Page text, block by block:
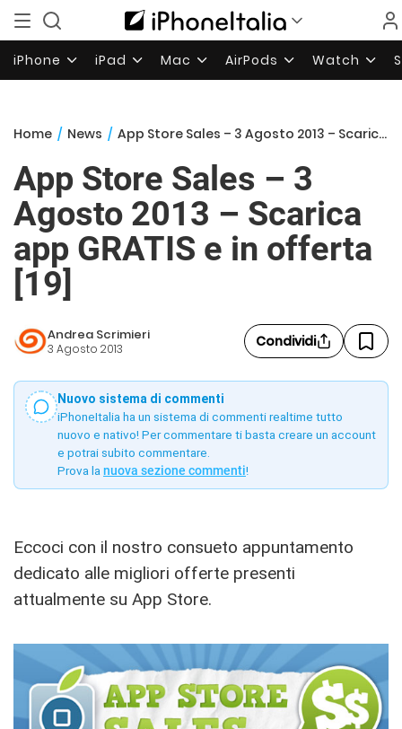
iPhone iPad Mac AirPods Watch
Home / News / App Store Sales – 3 Agosto 2013 – Scarica app GRATIS e in offerta [19]
App Store Sales – 3
Agosto 2013 – Scarica
app GRATIS e in offerta
[19]
Andrea Scrimieri
3 Agosto 2013 Condividi
Nuovo sistema di commenti
iPhoneItalia ha un sistema di commenti realtime tutto
nuovo e nativo! Per commentare ti basta creare un account
e potrai subito commentare.
Prova la nuova sezione commenti!
Eccoci con il nostro consueto appuntamento
dedicato alle migliori offerte presenti
attualmente su App Store.